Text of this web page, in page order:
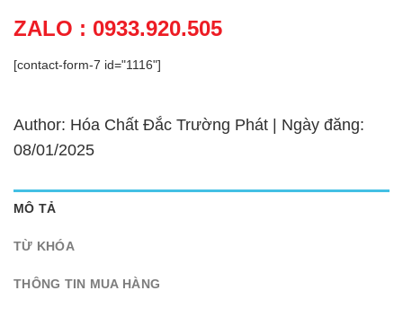
ZALO : 0933.920.505
[contact-form-7 id="1116"]
Author: Hóa Chất Đắc Trường Phát | Ngày đăng:
08/01/2025
MÔ TẢ
TỪ KHÓA
THÔNG TIN MUA HÀNG